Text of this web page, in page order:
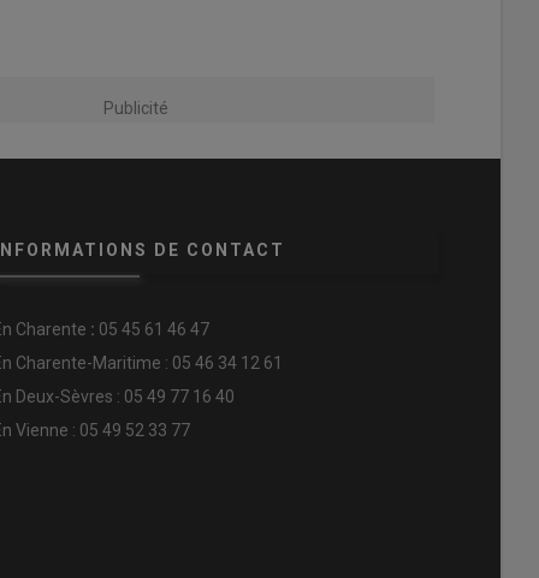
Publicité
DE CONTACT
Charente : 05 45 61 46 47
Charente-Maritime : 05 46 34 12 61
Deux-Sèvres : 05 49 77 16 40
Vienne : 05 49 52 33 77